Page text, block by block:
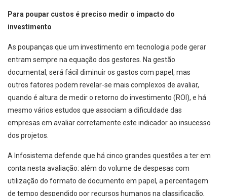
Para poupar custos é preciso medir o impacto do
investimento
As poupanças que um investimento em tecnologia pode gerar
entram sempre na equação dos gestores. Na gestão
documental, será fácil diminuir os gastos com papel, mas
outros fatores podem revelar-se mais complexos de avaliar,
quando é altura de medir o retorno do investimento (ROI), e há
mesmo vários estudos que associam a dificuldade das
empresas em avaliar corretamente este indicador ao insucesso
dos projetos.
A Infosistema defende que há cinco grandes questões a ter em
conta nesta avaliação: além do volume de despesas com
utilização do formato de documento em papel, a percentagem
de tempo despendido por recursos humanos na classificação,